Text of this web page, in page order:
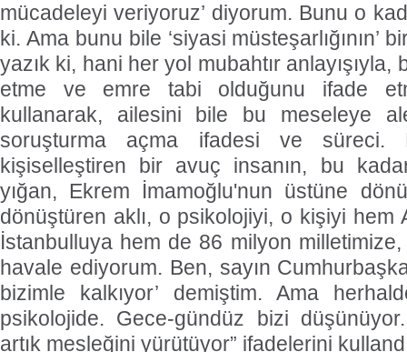
mücadeleyi veriyoruz’ diyorum. Bunu o
ki. Ama bunu bile ‘siyasi müsteşarlığının’
yazık ki, hani her yol mubahtır
etme ve emre tabi olduğunu ifade
kullanarak, ailesini bile bu meseleye
soruşturma açma ifadesi ve süreci.
kişiselleştiren bir avuç insanın, bu
yığan, Ekrem İmamoğlu'nun üstüne
dönüştüren aklı, o psikolojiyi, o kişiyi hem
İstanbulluya hem de 86 milyon milletimize,
havale ediyorum. Ben, sayın
bizimle kalkıyor’ demiştim. Ama
psikolojide. Gece-gündüz bizi
artık mesleğini yürütüyor” ifadelerini